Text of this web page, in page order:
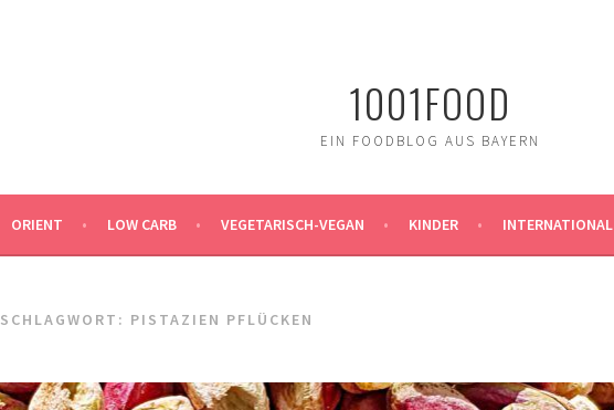
1001FOOD
EIN FOODBLOG AUS BAYERN
ORIENT LOW CARB VEGETARISCH-VEGAN KINDER INTERNATIONAL
SCHLAGWORT: PISTAZIEN PFLÜCKEN